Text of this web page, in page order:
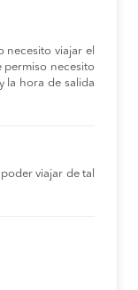
necesito viajar el
permiso necesito
la hora de salida
viajar de tal